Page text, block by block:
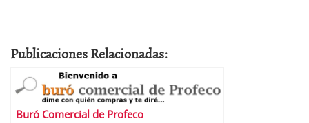
Publicaciones Relacionadas:
Buró Comercial de Profeco